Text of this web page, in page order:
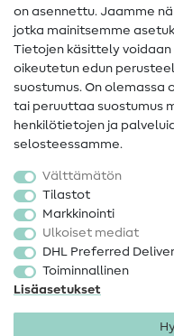
Yhteystiedot
Tietoa
Peruutusoikeus
Suosittu
Kankaat
Ompelutarvikkeet
Ale
on asennettu. Jaamme
jotka mainitsemme
Tietojen käsittely
oikeutetun edun
suostumus. On
tai peruuttaa suostumus
henkilötietojen ja
selosteessamme.
Välttämätön
Tilastot
Markkinointi
Ulkoiset mediat
DHL Preferred
Toiminnallinen
Lisäasetukset